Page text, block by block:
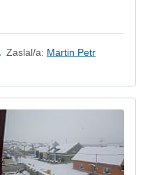
Zaslal/a: Martin Petr